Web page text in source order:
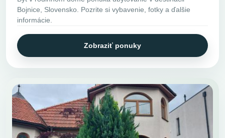
Bojnice, Slovensko. Pozrite si vybavenie, fotky a ďalšie
informácie.
Zobraziť ponuky